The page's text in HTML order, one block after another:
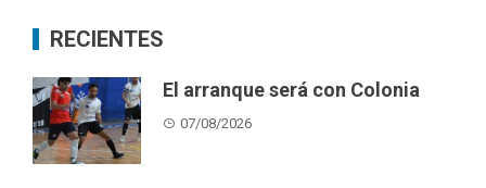
RECIENTES
El arranque será con Colonia
07/08/2026